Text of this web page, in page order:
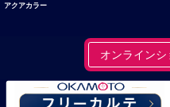
アクアカラー
オンライン